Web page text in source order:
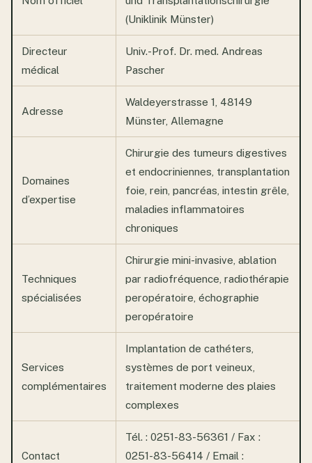
(Uniklinik Münster)
Directeur
médical
Univ.-Prof. Dr. med. Andreas
Pascher
Adresse
Waldeyerstrasse 1, 48149
Münster, Allemagne
Domaines
d’expertise
Chirurgie des tumeurs digestives
et endocriniennes, transplantation
foie, rein, pancréas, intestin grêle,
maladies inflammatoires
chroniques
Techniques
spécialisées
Chirurgie mini-invasive, ablation
par radiofréquence, radiothérapie
peropératoire, échographie
peropératoire
Services
complémentaires
Implantation de cathéters,
systèmes de port veineux,
traitement moderne des plaies
complexes
Contact
Tél. : 0251-83-56361 / Fax :
0251-83-56414 / Email :